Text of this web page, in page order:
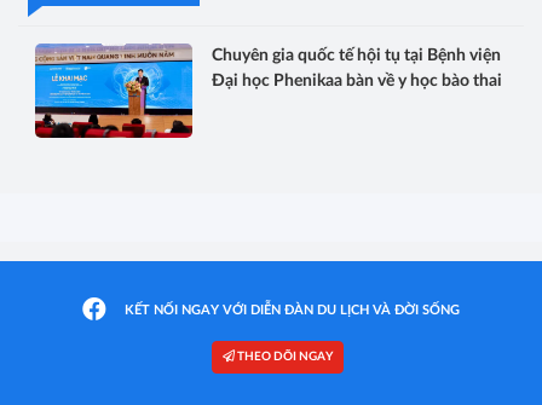
Chuyên gia quốc tế hội tụ tại Bệnh viện
Đại học Phenikaa bàn về y học bào thai
KẾT NỐI NGAY VỚI DIỄN ĐÀN DU LỊCH VÀ ĐỜI SỐNG
THEO DÕI NGAY